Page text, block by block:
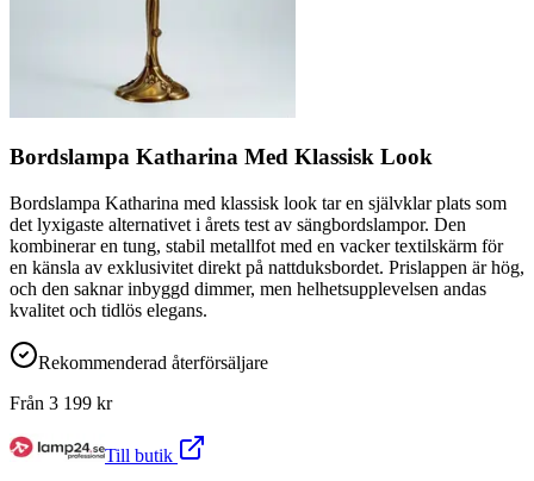
Bordslampa Katharina Med Klassisk Look
Bordslampa Katharina med klassisk look tar en självklar plats som
det lyxigaste alternativet i årets test av sängbordslampor. Den
kombinerar en tung, stabil metallfot med en vacker textilskärm för
en känsla av exklusivitet direkt på nattduksbordet. Prislappen är hög,
och den saknar inbyggd dimmer, men helhetsupplevelsen andas
kvalitet och tidlös elegans.
Rekommenderad återförsäljare
Från 3 199 kr
Till butik